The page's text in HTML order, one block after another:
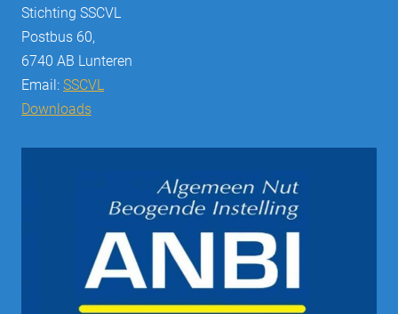
Stichting SSCVL
Postbus 60,
6740 AB Lunteren
Email: SSCVL
Downloads